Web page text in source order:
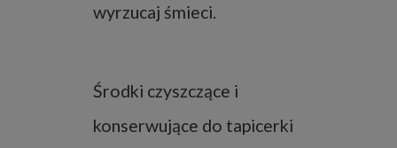
wyrzucaj śmieci.
Środki czyszczące i
konserwujące do tapicerki